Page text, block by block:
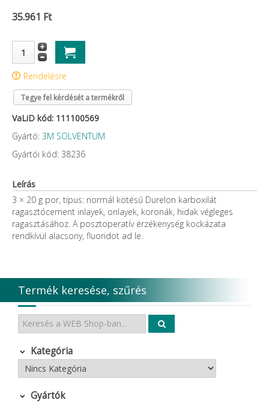
35.961 Ft
Rendelésre
Tegye fel kérdését a termékről
VaLiD kód: 111100569
Gyártó: 3M SOLVENTUM
Gyártói kód: 38236
Leírás
3 × 20 g por, típus: normál kötésű Durelon karboxilát
ragasztócement inlayek, onlayek, koronák, hidak végleges
ragasztásához. A posztoperatív érzékenység kockázata
rendkívül alacsony, fluoridot ad le.
Termék keresése, szűrés
Kategória
Gyártók